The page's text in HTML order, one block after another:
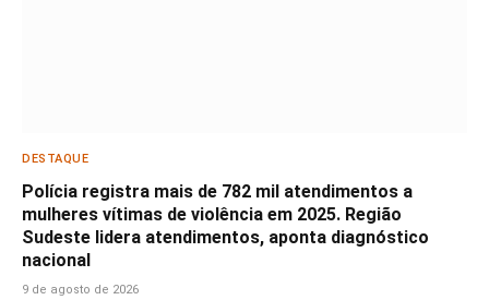
DESTAQUE
Polícia registra mais de 782 mil atendimentos a
mulheres vítimas de violência em 2025. Região
Sudeste lidera atendimentos, aponta diagnóstico
nacional
9 de agosto de 2026